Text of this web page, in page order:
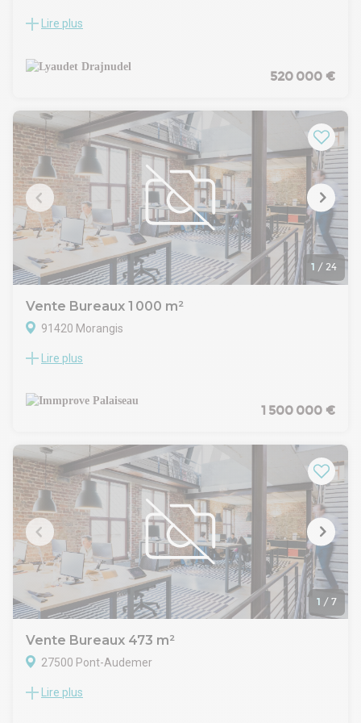
L'agence Lyaudet Drajnudel spécialiste en immobilier
bureaux d'environ 600m2 de qualité et prestation
remarquable.
zone open-space, des vestiaires, sanitaires, espace détente,
ainsi que des stationnements privatif.
L'ensemble des bureaux sont équipés de climatisation,
chauffage gaz au sol, réseau informatique....
Les informations sur les risques auxquels ce bien est exposé
sont disponibles sur le site Géorisques :
http://www.georisques.gouv.fr
Lire plus
520 000 €
1 / 24
Vente Bureaux 1 000 m²
91420 Morangis
À la recherche d'un espace de bureau spacieux et
indépendant de 1 000 m² offre un environnement de travail
idéal pour votre entreprise. Dotés de la climatisation pour un
Lire plus
1 500 000 €
1 / 7
Vente Bureaux 473 m²
27500 Pont-Audemer
Situé sur sur la commune de Pont Audemer, dans un
Lire plus